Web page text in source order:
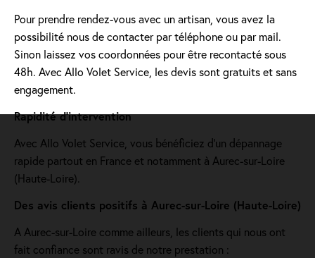
Pour prendre rendez-vous avec un artisan, vous avez la
possibilité nous de contacter par téléphone ou par mail.
Sinon laissez vos coordonnées pour être recontacté sous
48h. Avec Allo Volet Service, les devis sont gratuits et sans
engagement.
Rapidité d'intervention
Avec Allo Volet Service, vous bénéficiez d'un dépannage
rapide partout en France et notamment à Aurec-sur-Loire
(Haute-Loire).
Des avis clients positifs à Aurec-sur-Loire (Haute-Loire)
A Aurec-sur-Loire comme ailleurs, les clients qui nous ont
fait confiance sont ravis de notre prestation :